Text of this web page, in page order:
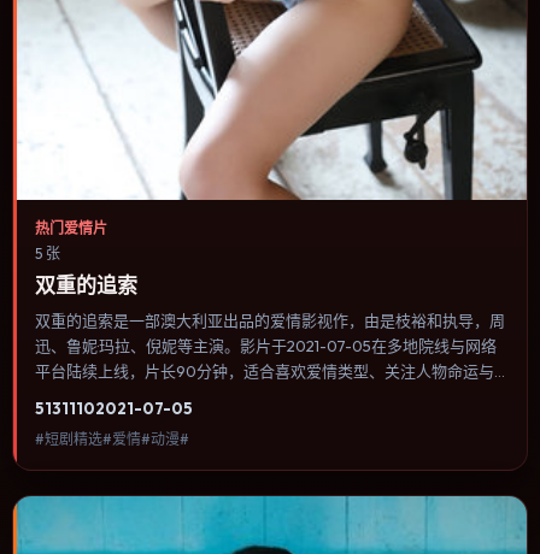
热门爱情片
5 张
双重的追索
双重的追索是一部澳大利亚出品的爱情影视作，由是枝裕和执导，周
迅、鲁妮·玛拉、倪妮等主演。影片于2021-07-05在多地院线与网络
平台陆续上线，片长90分钟，适合喜欢爱情类型、关注人物命运与
视听语言统一，可作为休闲观影或类型片补片的选择。
51311102021-07-05
#短剧精选#爱情#动漫#